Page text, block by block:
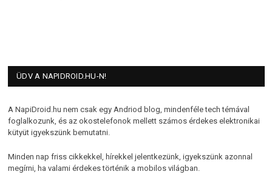
ÜDV A NAPIDROID.HU-N!
A NapiDroid.hu nem csak egy Andriod blog, mindenféle tech témával
foglalkozunk, és az okostelefonok mellett számos érdekes elektronikai
kütyüt igyekszünk bemutatni.
Minden nap friss cikkekkel, hírekkel jelentkezünk, igyekszünk azonnal
megírni, ha valami érdekes történik a mobilos világban.